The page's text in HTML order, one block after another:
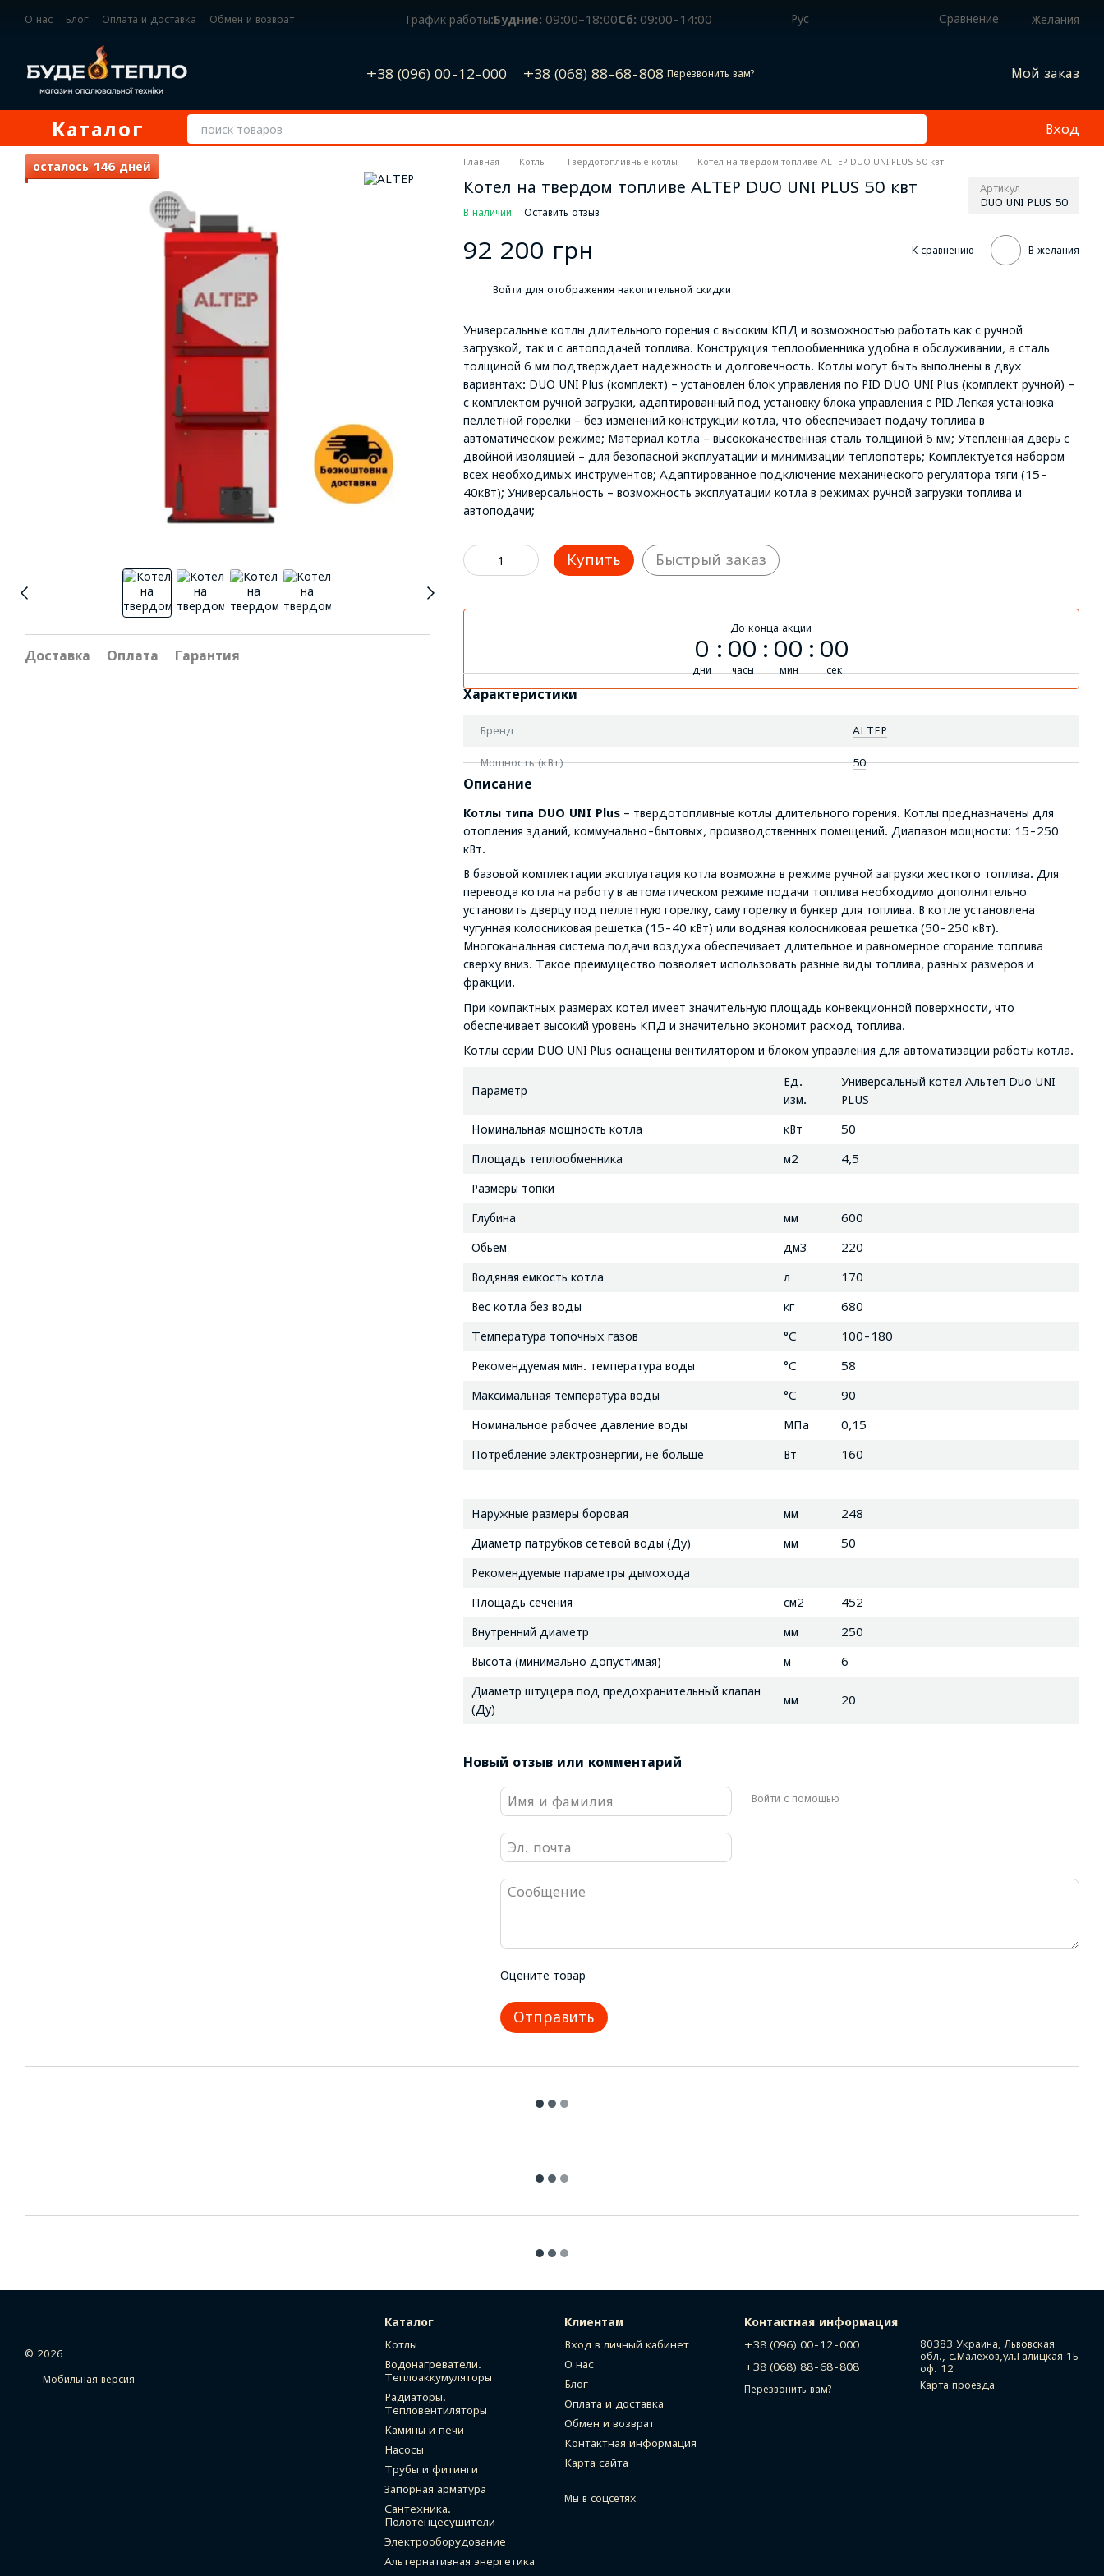
О нас Блог Оплата и доставка
Обмен и возврат
График работы:Будние: 09:00–18:00Сб: 09:00–14:00 Рус Сравнение Желания
+38 (096) 00-12-000 +38 (068) 88-68-808 Перезвонить вам? Мой заказ
Каталог Вход
осталось 146 дней
Доставка Оплата Гарантия
Главная Котлы Твердотопливные котлы Котел на твердом топливе ALTEP DUO UNI PLUS 50 квт
Котел на твердом топливе ALTEP DUO UNI PLUS 50 квт Артикул
DUO UNI PLUS 50
В наличии Оставить отзыв
92 200 грн К сравнению В желания
Войти для отображения накопительной скидки
Универсальные котлы длительного горения с высоким КПД и возможностью работать как с ручной
загрузкой, так и с автоподачей топлива. Конструкция теплообменника удобна в обслуживании, а сталь
толщиной 6 мм подтверждает надежность и долговечность. Котлы могут быть выполнены в двух
вариантах: DUO UNI Plus (комплект) – установлен блок управления по PID DUO UNI Plus (комплект ручной) –
с комплектом ручной загрузки, адаптированный под установку блока управления с PID Легкая установка
пеллетной горелки – без изменений конструкции котла, что обеспечивает подачу топлива в
автоматическом режиме; Материал котла – высококачественная сталь толщиной 6 мм; Утепленная дверь с
двойной изоляцией – для безопасной эксплуатации и минимизации теплопотерь; Комплектуется набором
всех необходимых инструментов; Адаптированное подключение механического регулятора тяги (15-
40кВт); Универсальность – возможность эксплуатации котла в режимах ручной загрузки топлива и
автоподачи;
Купить Быстрый заказ
До конца акции
0
дни
00
часы
00
мин
00
сек
Характеристики
Бренд ALTEP
Мощность (кВт) 50
Описание
Котлы типа DUO UNI Plus– твердотопливные котлы длительного горения. Котлы предназначены для
отопления зданий, коммунально-бытовых, производственных помещений. Диапазон мощности: 15-250
кВт.
В базовой комплектации эксплуатация котла возможна в режиме ручной загрузки жесткого топлива. Для
перевода котла на работу в автоматическом режиме подачи топлива необходимо дополнительно
установить дверцу под пеллетную горелку, саму горелку и бункер для топлива. В котле установлена
чугунная колосниковая решетка (15-40 кВт) или водяная колосниковая решетка (50-250 кВт).
Многоканальная система подачи воздуха обеспечивает длительное и равномерное сгорание топлива
сверху вниз. Такое преимущество позволяет использовать разные виды топлива, разных размеров и
фракции.
При компактных размерах котел имеет значительную площадь конвекционной поверхности, что
обеспечивает высокий уровень КПД и значительно экономит расход топлива.
Котлы серии DUO UNI Plus оснащены вентилятором и блоком управления для автоматизации работы котла.
Параметр
Ед.
изм.
Универсальный котел Альтеп Duo UNI
PLUS
Номинальная мощность котла кВт 50
Площадь теплообменника м2 4,5
Размеры топки
Глубина мм 600
Обьем дм3 220
Водяная емкость котла л 170
Вес котла без воды кг 680
Температура топочных газов °C 100-180
Рекомендуемая мин. температура воды °C 58
Максимальная температура воды °C 90
Номинальное рабочее давление воды МПа 0,15
Потребление электроэнергии, не больше Вт 160
Наружные размеры боровая мм 248
Диаметр патрубков сетевой воды (Ду) мм 50
Рекомендуемые параметры дымохода
Площадь сечения см2 452
Внутренний диаметр мм 250
Высота (минимально допустимая) м 6
Диаметр штуцера под предохранительный клапан
(Ду)
мм 20
Новый отзыв или комментарий
Войти с помощью
Оцените товар
Отправить
© 2026
Мобильная версия
Каталог
Котлы
Водонагреватели.
Теплоаккумуляторы
Радиаторы.
Тепловентиляторы
Камины и печи
Насосы
Трубы и фитинги
Запорная арматура
Сантехника.
Полотенцесушители
Электрооборудование
Альтернативная энергетика
Клиентам
Вход в личный кабинет
О нас
Блог
Оплата и доставка
Обмен и возврат
Контактная информация
Карта сайта
Мы в соцсетях
Контактная информация
+38 (096) 00-12-000
+38 (068) 88-68-808
Перезвонить вам?
80383 Украина, Львовская
обл., с.Малехов,ул.Галицкая 1Б
оф. 12
Карта проезда